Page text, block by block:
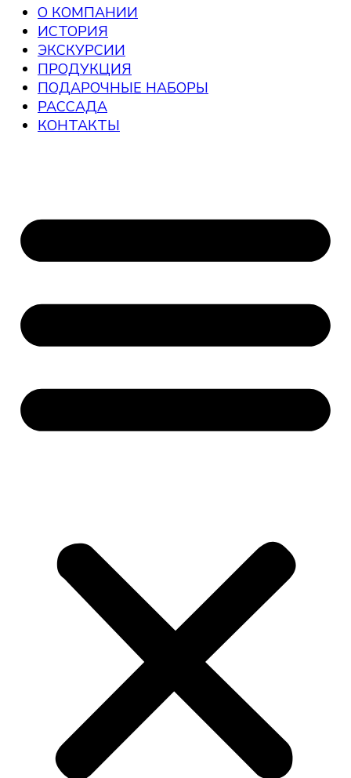
О КОМПАНИИ
ИСТОРИЯ
ЭКСКУРСИИ
ПРОДУКЦИЯ
ПОДАРОЧНЫЕ НАБОРЫ
РАССАДА
КОНТАКТЫ